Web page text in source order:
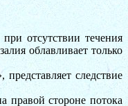
отсутствии течения
облавливает только
следствие
правой стороне потока